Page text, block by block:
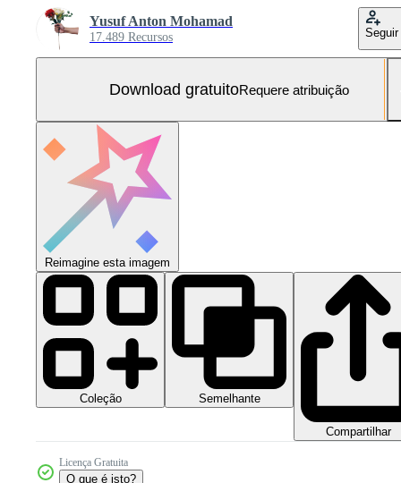
Yusuf Anton Mohamad
17.489 Recursos Seguir
Download gratuitoRequere atribuição
Reimagine esta imagem
Coleção Semelhante
Compartilhar
Licença Gratuita
O que é isto?